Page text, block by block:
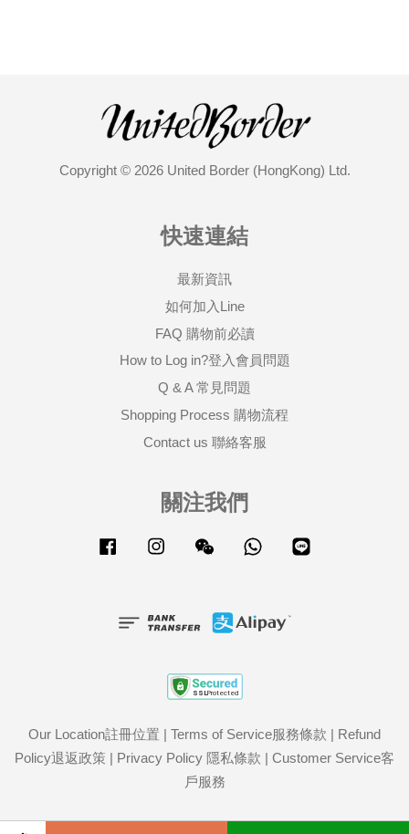
Copyright © 2026 United Border (HongKong) Ltd.
快速連結
最新資訊
如何加入Line
FAQ 購物前必讀
How to Log in?登入會員問題
Q & A 常見問題
Shopping Process 購物流程
Contact us 聯絡客服
關注我們
Facebook Instagram Wechat Whatsapp
Our Location註冊位置 | Terms of Service服務條款 | Refund
Policy退返政策 | Privacy Policy 隱私條款 | Customer Service客
戶服務